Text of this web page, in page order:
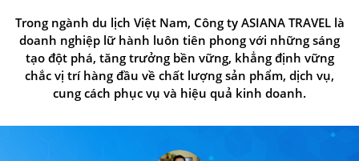
Trong ngành du lịch Việt Nam, Công ty ASIANA TRAVEL là
doanh nghiệp lữ hành luôn tiên phong với những sáng
tạo đột phá, tăng trưởng bền vững, khẳng định vững
chắc vị trí hàng đầu về chất lượng sản phẩm, dịch vụ,
cung cách phục vụ và hiệu quả kinh doanh.